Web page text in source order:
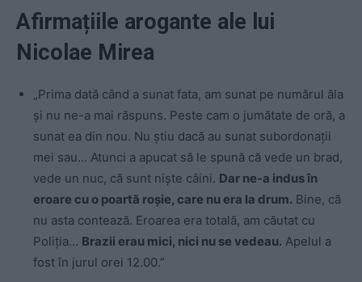
Afirmațiile arogante ale lui
Nicolae Mirea
„Prima dată când a sunat fata, am sunat pe numărul ăla
şi nu ne-a mai răspuns. Peste cam o jumătate de oră, a
sunat ea din nou. Nu ştiu dacă au sunat subordonaţii
mei sau… Atunci a apucat să le spună că vede un brad,
vede un nuc, că sunt nişte câini. Dar ne-a indus în
eroare cu o poartă roșie, care nu era la drum. Bine, că
nu asta contează. Eroarea era totală, am căutat cu
Poliția… Brazii erau mici, nici nu se vedeau. Apelul a
fost în jurul orei 12.00.”